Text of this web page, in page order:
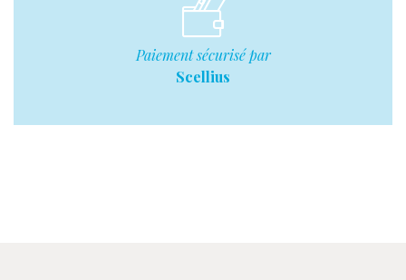
Paiement sécurisé par
Scellius